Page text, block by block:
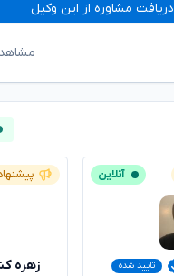
دریافت مشاوره از این وکیل
آنلاین
تایید شده
زهره